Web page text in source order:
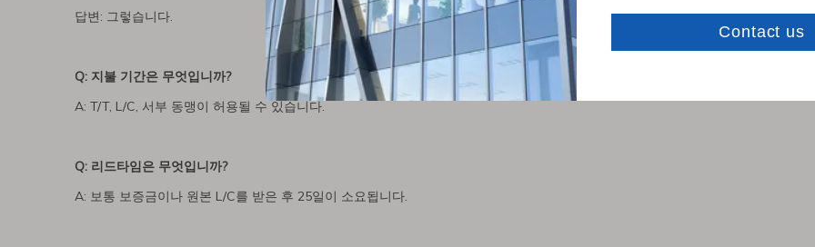
답변: 그렇습니다.
Q: 지불 기간은 무엇입니까?
A: T/T, L/C, 서부 동맹이 허용될 수 있습니다.
Q: 리드타임은 무엇입니까?
A: 보통 보증금이나 원본 L/C를 받은 후 25일이 소요됩니다.